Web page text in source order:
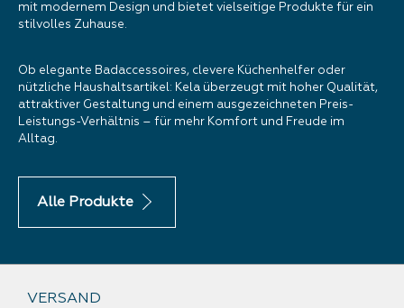
mit modernem Design und bietet vielseitige Produkte für ein
stilvolles Zuhause.
Ob elegante Badaccessoires, clevere Küchenhelfer oder
nützliche Haushaltsartikel: Kela überzeugt mit hoher Qualität,
attraktiver Gestaltung und einem ausgezeichneten Preis-
Leistungs-Verhältnis – für mehr Komfort und Freude im
Alltag.
Alle Produkte
VERSAND